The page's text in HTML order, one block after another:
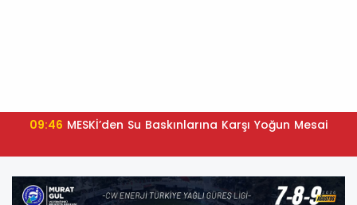
09:46 MESKİ’den Su Baskınlarına Karşı Yoğun Mesai